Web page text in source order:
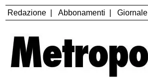
Redazione Abbonamenti Giornale